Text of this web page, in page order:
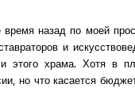
назад по моей
и
этого храма. Хотя в
но что касается